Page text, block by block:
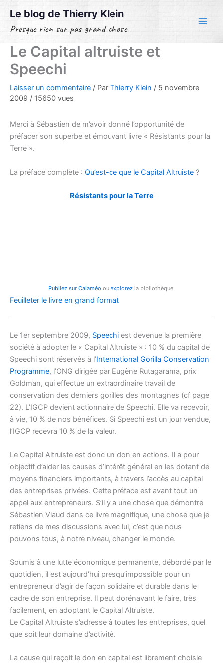
contenu
Le blog de Thierry Klein
Presque rien sur pas grand chose
Le Capital altruiste et
Speechi
Laisser un commentaire / Par Thierry Klein / 5 novembre
2009 / 15650 vues
Merci à Sébastien de m’avoir donné l’opportunité de
préfacer son superbe et émouvant livre « Résistants pour la
Terre ».
La préface complète : Qu’est-ce que le Capital Altruiste ?
Résistants pour la Terre
Publiez sur Calaméo ou explorez la bibliothèque.
Feuilleter le livre en grand format
Le 1er septembre 2009, Speechi est devenue la première
société à adopter le « Capital Altruiste » : 10 % du capital de
Speechi sont réservés à l’International Gorilla Conservation
Programme, l’ONG dirigée par Eugène Rutagarama, prix
Goldman, qui effectue un extraordinaire travail de
conservation des derniers gorilles des montagnes (cf page
22). L’IGCP devient actionnaire de Speechi. Elle va recevoir,
à vie, 10 % de nos bénéfices. Si Speechi est un jour vendue,
l’IGCP recevra 10 % de la valeur.
Le Capital Altruiste est donc un don en actions. Il a pour
objectif d’aider les causes d’intérêt général en les dotant de
moyens financiers importants, à travers l’accès au capital
des entreprises privées. Cette préface est avant tout un
appel aux entrepreneurs. S’il y a une chose que démontre
Sébastien Viaud dans ce livre magnifique, une chose que je
retiens de mes discussions avec lui, c’est que nous
pouvons tous, à notre niveau, changer le monde.
Soumis à une lutte économique permanente, débordé par le
quotidien, il est aujourd’hui presqu’impossible pour un
entrepreneur d’agir de façon solidaire et durable dans le
cadre de son entreprise. Il peut dorénavant le faire, très
facilement, en adoptant le Capital Altruiste.
Le Capital Altruiste s’adresse à toutes les entreprises, quel
que soit leur domaine d’activité.
La cause qui reçoit le don en capital est librement choisie